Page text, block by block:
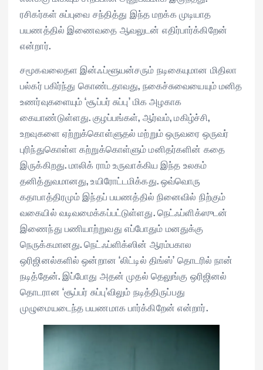
ரசிகர்கள் சுப்புவை சந்தித்து இந்த மறக்க முடியாத
பயணத்தில் இணைவதை ஆவலுடன் எதிர்பார்க்கிறேன்
என்றார்.
சமூகவலைதள இன்ஃப்ளூயன்சரும் நடிகையுமான மிதிலா
பல்கர் பகிர்ந்து கொண்டதாவது, நகைச்சுவையையும் மனித
உணர்வுகளையும் ‘சூப்பர் சுப்பு’ மிக அழகாக
கையாண்டுள்ளது. குழப்பங்கள், ஆர்வம், மகிழ்ச்சி,
உறவுகளை ஏற்றுக்கொள்ளுதல் மற்றும் ஒருவரை ஒருவர்
புரிந்துகொள்ள கற்றுக்கொள்ளும் மனிதர்களின் கதை
இருக்கிறது. மாலிக் ராம் உருவாக்கிய இந்த உலகம்
தனித்துவமானது, உயிரோட்டமிக்கது. ஒவ்வொரு
கதாபாத்திரமும் இந்தப் பயணத்தில் நினைவில் நிற்கும்
வகையில் வடிவமைக்கப்பட்டுள்ளது. நெட்ஃப்ளிக்ஸுடன்
இணைந்து பணியாற்றுவது எப்போதும் மனதுக்கு
நெருக்கமானது. நெட்ஃப்ளிக்ஸின் ஆரம்பகால
ஒரிஜினல்களில் ஒன்றான ‘லிட்டில் திங்ஸ்’ தொடரில் நான்
நடித்தேன். இப்போது அதன் முதல் தெலுங்கு ஒரிஜினல்
தொடரான ‘சூப்பர் சுப்பு’விலும் நடித்திருப்பது
முழுமையடைந்த பயணமாக பார்க்கிறேன் என்றார்.